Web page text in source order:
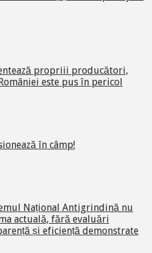
propriii producători,
este pus în pericol
în câmp!
Național Antigrindină nu
actuală, fără evaluări
și eficiență demonstrate